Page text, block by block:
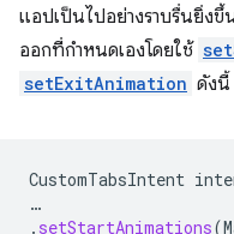
แอปเป็นไปอย่างราบรื่นยิ่ง
ออกที่กำหนดเองโดยใช้
setExitAnimation ดังนี้
CustomTabsIntent
…
. setStartAnimations(